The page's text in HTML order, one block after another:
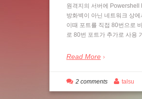
원격지의 서버에 Powershell
방화벽이 아닌 네트워크 상
이때 포트를 직접 80번으로
로 80번 포트가 추가로 사용
Read More
2 comments talsu